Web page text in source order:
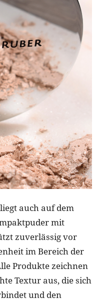
auch auf dem
mit
zuverlässig vor
im Bereich der
Produkte zeichnen
Textur aus, die sich
und den